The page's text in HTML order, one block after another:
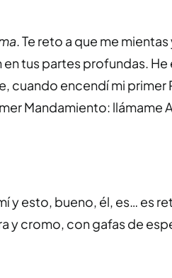
. Te reto a que me mientas
tus partes profundas.
cuando encendí mi primer
Mandamiento: llámame
y esto, bueno, él, es… es
y cromo, con gafas de